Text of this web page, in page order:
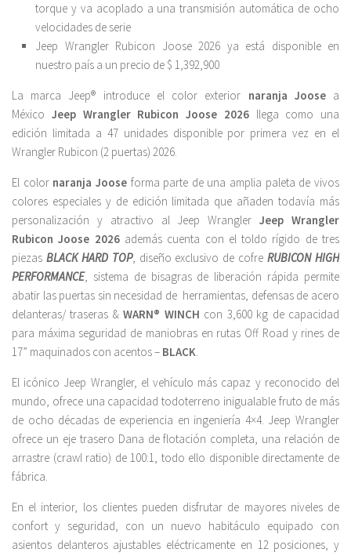
torque y va acoplado a una transmisión automática de ocho
velocidades de serie
Jeep Wrangler Rubicon Joose 2026 ya está disponible en
nuestro país a un precio de $ 1,392,900
La marca Jeep® introduce el color exterior naranja Joosea
México Jeep Wrangler Rubicon Joose 2026 llega como una
edición limitada a 47 unidades disponible por primera vez en el
Wrangler Rubicon (2 puertas) 2026.
El color naranja Jooseforma parte de una amplia paleta de vivos
colores especiales y de edición limitada que añaden todavía más
personalización y atractivo al Jeep Wrangler Jeep Wrangler
Rubicon Joose 2026 además cuenta con el toldo rígido de tres
piezas BLACK HARD TOP, diseño exclusivo de cofreRUBICON HIGH
PERFORMANCE, sistema de bisagras de liberación rápida permite
abatir las puertas sin necesidad de herramientas, defensas de acero
delanteras/ traseras &WARN® WINCH con 3,600 kg de capacidad
para máxima seguridad de maniobras en rutas Off Road y rines de
17” maquinados con acentos – BLACK.
El icónico Jeep Wrangler, el vehículo más capaz y reconocido del
mundo, ofrece una capacidad todoterreno inigualable fruto de más
de ocho décadas de experiencia en ingeniería 4×4. Jeep Wrangler
ofrece un eje trasero Dana de flotación completa, una relación de
arrastre (crawl ratio) de 100:1, todo ello disponible directamente de
fábrica.
En el interior, los clientes pueden disfrutar de mayores niveles de
confort y seguridad, con un nuevo habitáculo equipado con
asientos delanteros ajustables eléctricamente en 12 posiciones, y